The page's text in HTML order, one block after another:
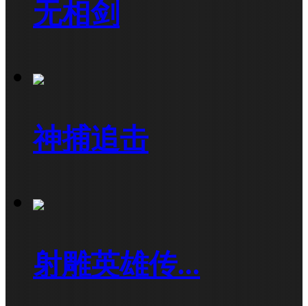
无相剑
神捕追击
射雕英雄传...